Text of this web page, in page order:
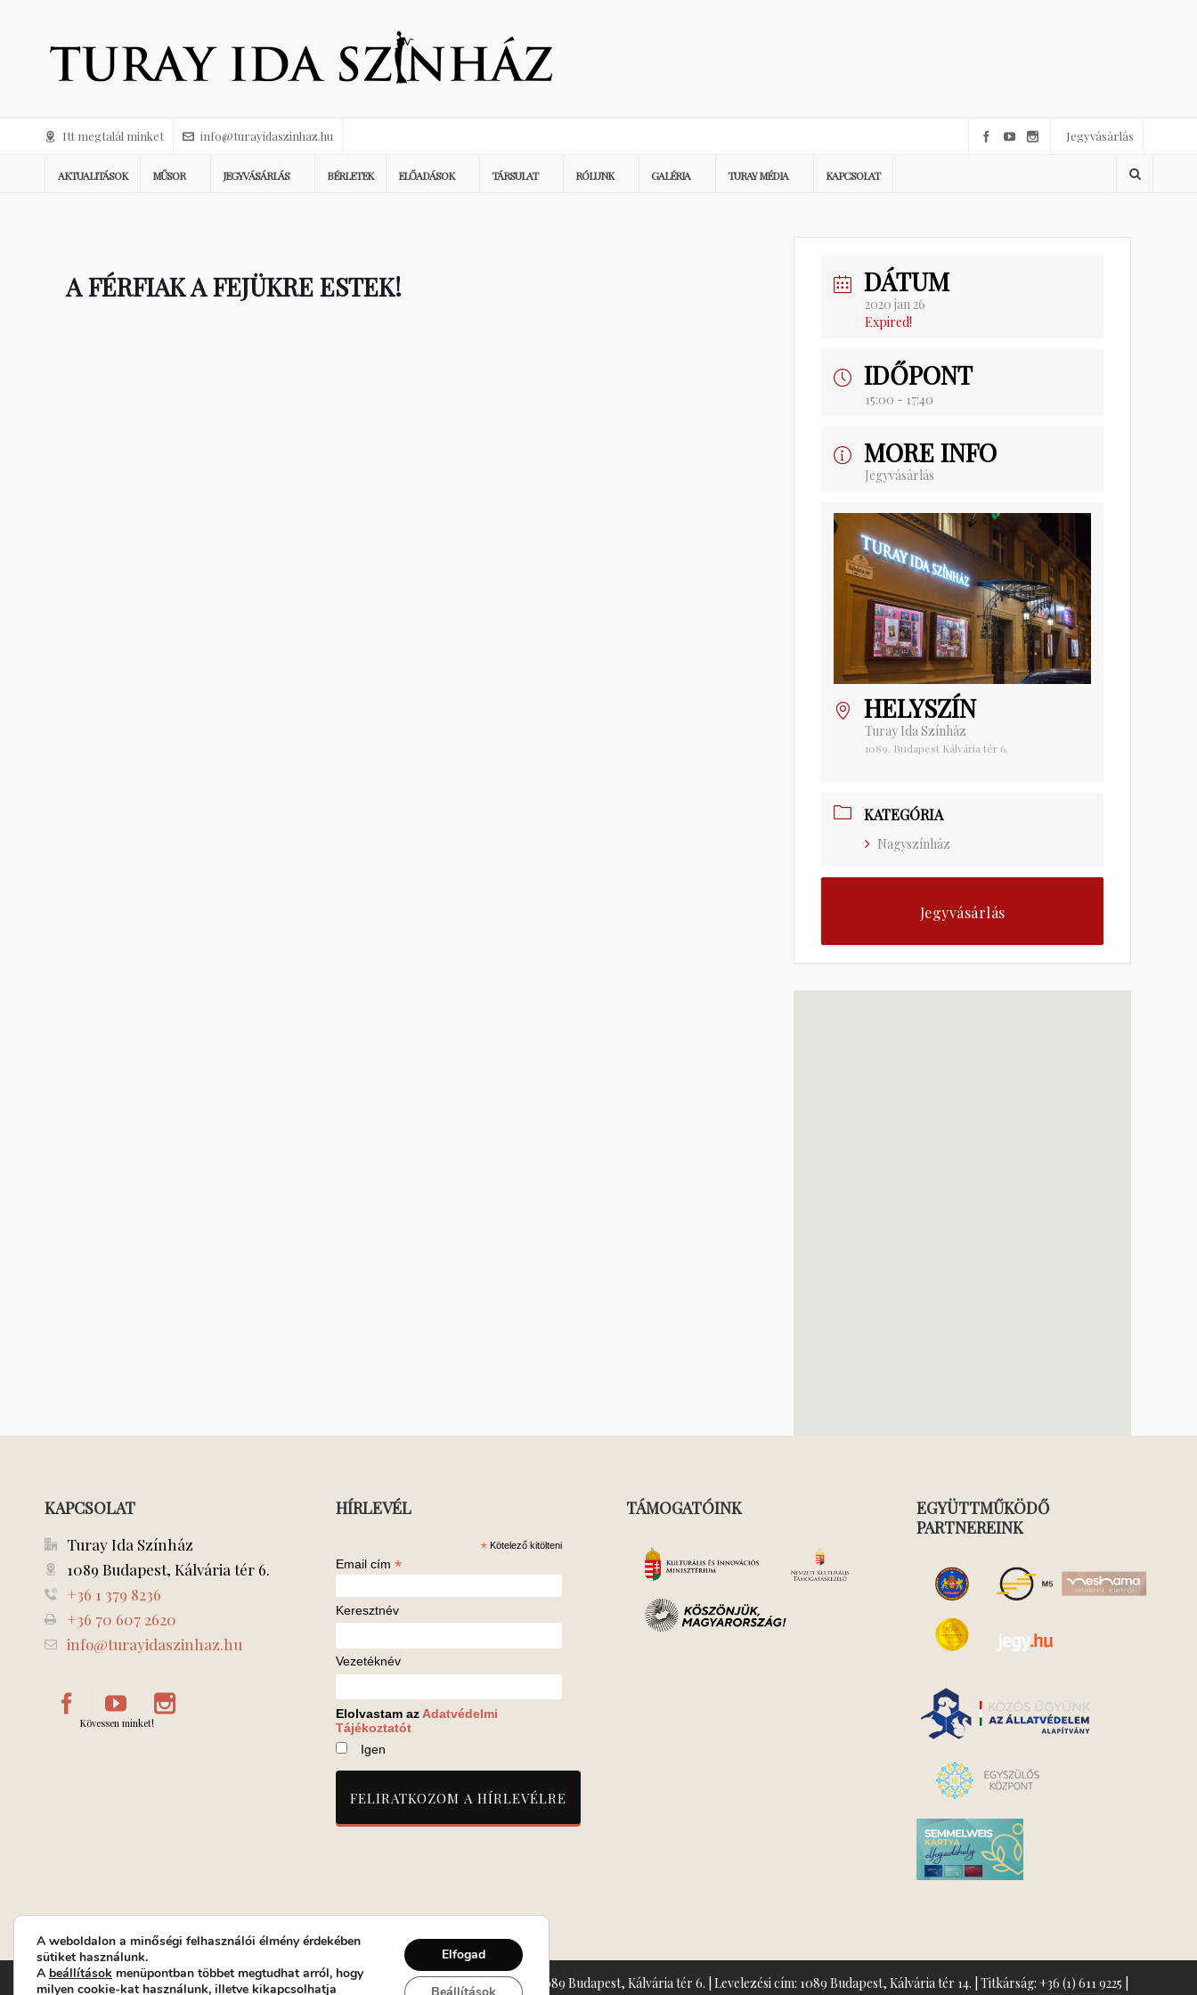
Itt megtalál minket info@turayidaszinhaz.hu Jegyvásárlás
AKTUALITÁSOK MŰSOR JEGYVÁSÁRLÁS BÉRLETEK ELŐADÁSOK TÁRSULAT RÓLUNK GALÉRIA TURAY MÉDIA KAPCSOLAT
A FÉRFIAK A FEJÜKRE ESTEK! DÁTUM
2020 jan 26
Expired!
IDŐPONT
15:00 - 17:40
MORE INFO
Jegyvásárlás
HELYSZÍN
Turay Ida Színház
1089. Budapest Kálvária tér 6.
KATEGÓRIA
Nagyszínház
Jegyvásárlás
KAPCSOLAT
Turay Ida Színház
1089 Budapest, Kálvária tér 6.
+36 1 379 8236
+36 70 607 2620
info@turayidaszinhaz.hu
Kövessen minket!
HÍRLEVÉL
* Kötelező kitölteni
Email cím *
Keresztnév
Vezetéknév
Elolvastam azAdatvédelmi
Tájékoztatót
Igen
TÁMOGATÓINK
EGYÜTTMŰKÖDŐ
PARTNEREINK
Turay Ida Színház Közhasznú Nonprofit Kft. | Működési helyszín: Turay Ida Színház 1089 Budapest, Kálvária tér 6. | Levelezési cím: 1089 Budapest, Kálvária tér 14. | Titkárság: +36 (1) 611 9225
A weboldalon a minőségi felhasználói élmény érdekében
sütiket használunk.
A beállítások menüpontban többet megtudhat arról, hogy
milyen cookie-kat használunk, illetve kikapcsolhatja
Elfogad